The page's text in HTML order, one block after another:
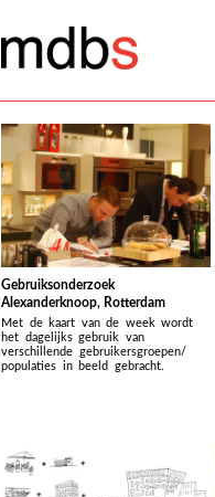
Gebruiksonderzoek
Alexanderknoop, Rotterdam
Met de kaart van de week wordt
het dagelijks gebruik van
verschillende gebruikersgroepen/
populaties in beeld gebracht.